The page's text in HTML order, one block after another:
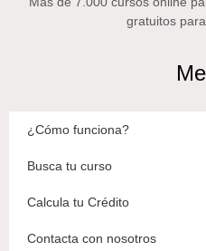
gratuitos
¿Cómo funciona?
Busca tu curso
Calcula tu Crédito
Contacta con nosotros